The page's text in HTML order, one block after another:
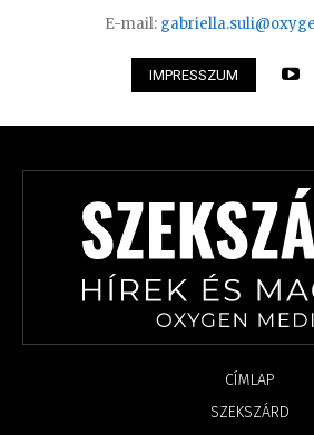
E-mail:
IMPRESSZUM
CÍMLAP
SZEKSZÁRD